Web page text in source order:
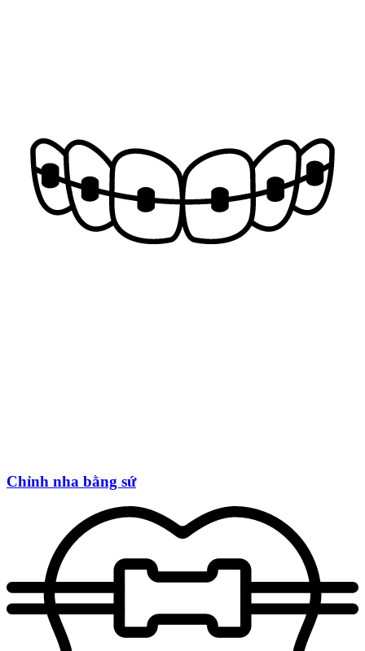
Chỉnh nha bằng sứ